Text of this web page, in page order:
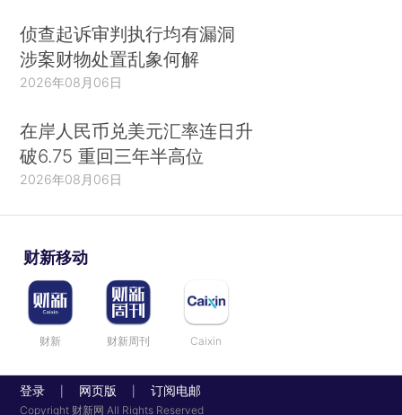
侦查起诉审判执行均有漏洞
涉案财物处置乱象何解
2026年08月06日
在岸人民币兑美元汇率连日升
破6.75 重回三年半高位
2026年08月06日
财新移动
财新 财新周刊 Caixin
登录 网页版 订阅电邮
Copyright 财新网 All Rights Reserved